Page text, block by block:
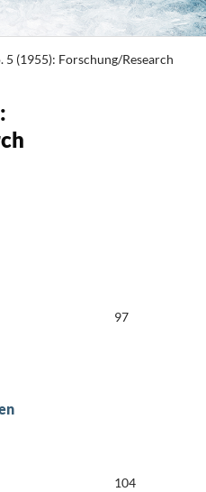
5 (1955): Forschung/Research
97
104